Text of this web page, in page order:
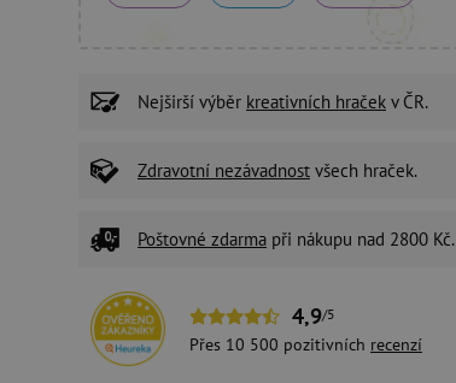
Nejširší výběr kreativních hraček v ČR.
Zdravotní nezávadnost všech hraček.
Poštovné zdarma při nákupu nad 2800 Kč.
4,9/5
Přes 10 500 pozitivních recenzí